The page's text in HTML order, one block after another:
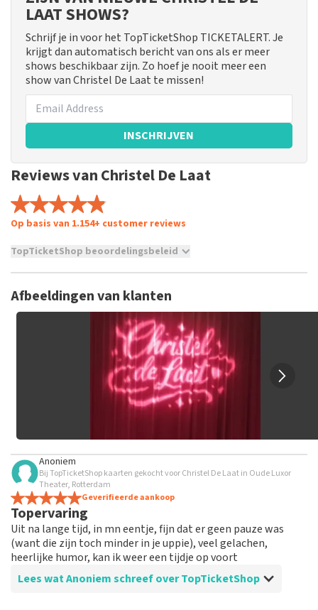
LAAT SHOWS?
Schrijf je in voor het TopTicketShop TICKETALERT. Je
krijgt dan automatisch bericht van ons als er meer
shows beschikbaar zijn. Zo hoef je nooit meer een
show van Christel De Laat te missen!
INSCHRIJVEN
Reviews van Christel De Laat
Op basis van 1.154+ customer reviews
TopTicketShop beoordelingsbeleid
niet mogelijk om een review achter te laten als je geen
tickets hebt aangeschaft bij TopTicketShop. Reviews met
grof taalgebruik en/of onwaarheden worden niet geplaatst.
Het kan enkele weken duren voordat een review wordt
Afbeeldingen van klanten
Anoniem
Bij TopTicketShop kaarten gekocht voor Christel De Laat in Oude Luxor
Theater, Rotterdam
Geverifieerde aankoop
Topervaring
Uit na lange tijd, in mn eentje, fijn dat er geen pauze was
(want die zijn toch minder in je uppie), veel gelachen,
heerlijke humor, kan ik weer een tijdje op voort
Lees wat Anoniem schreef over TopTicketShop